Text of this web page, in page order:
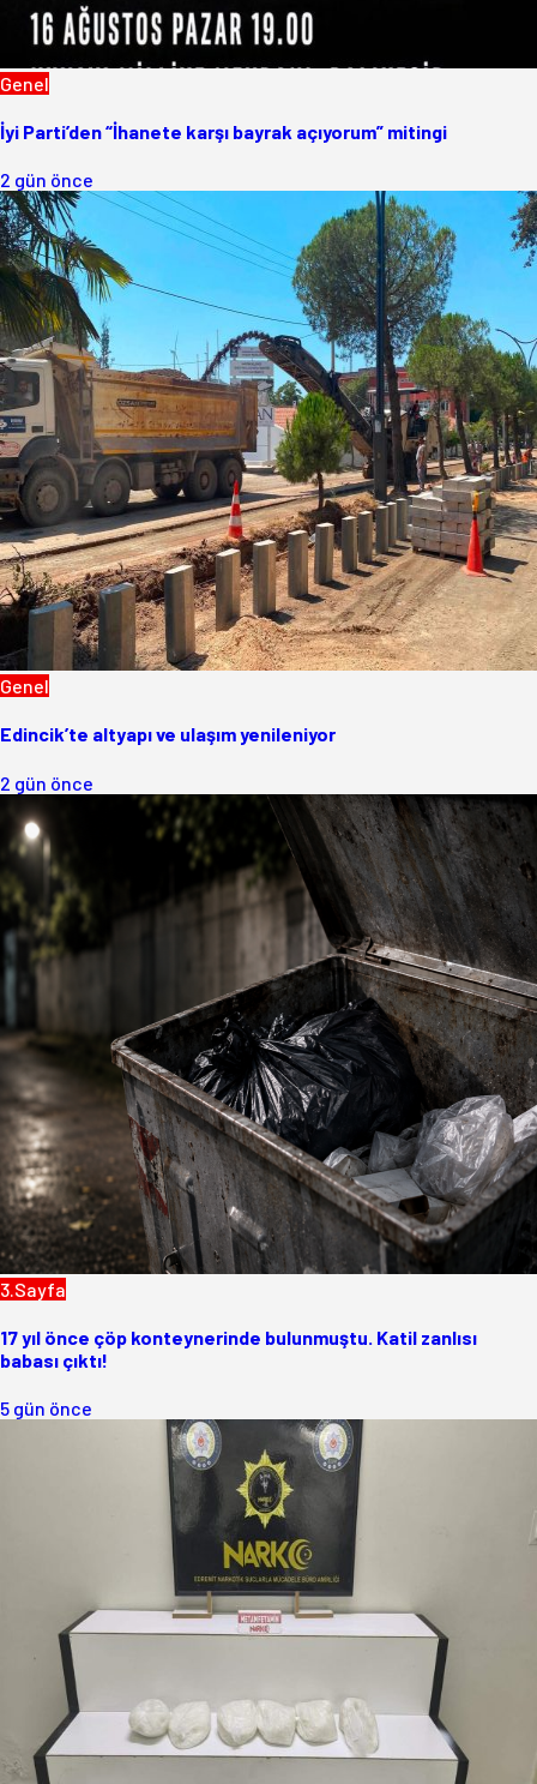
Genel
İyi Parti’den “İhanete karşı bayrak açıyorum” mitingi
2 gün önce
Genel
Edincik’te altyapı ve ulaşım yenileniyor
2 gün önce
3.Sayfa
17 yıl önce çöp konteynerinde bulunmuştu. Katil zanlısı
babası çıktı!
5 gün önce